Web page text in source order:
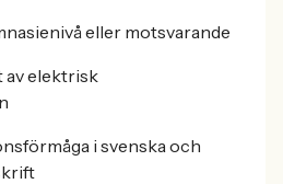
eller motsvarande
av elektrisk
i svenska och